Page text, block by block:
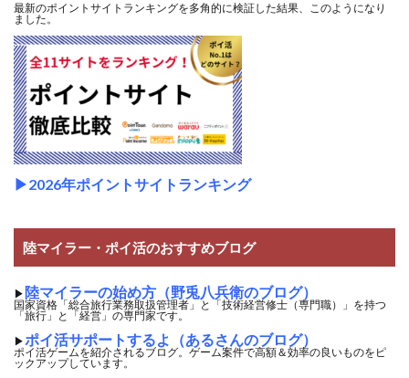
最新のポイントサイトランキングを多角的に検証した結果、このようになり
ました。
▶2026年ポイントサイトランキング
陸マイラー・ポイ活のおすすめブログ
▶陸マイラーの始め方（野兎八兵衛のブログ）
国家資格「総合旅行業務取扱管理者」と「技術経営修士（専門職）」を持つ
「旅行」と「経営」の専門家です。
▶ ポイ活サポートするよ（あるさんのブログ）
ポイ活ゲームを紹介されるブログ。ゲーム案件で高額＆効率の良いものをピ
ックアップしています。